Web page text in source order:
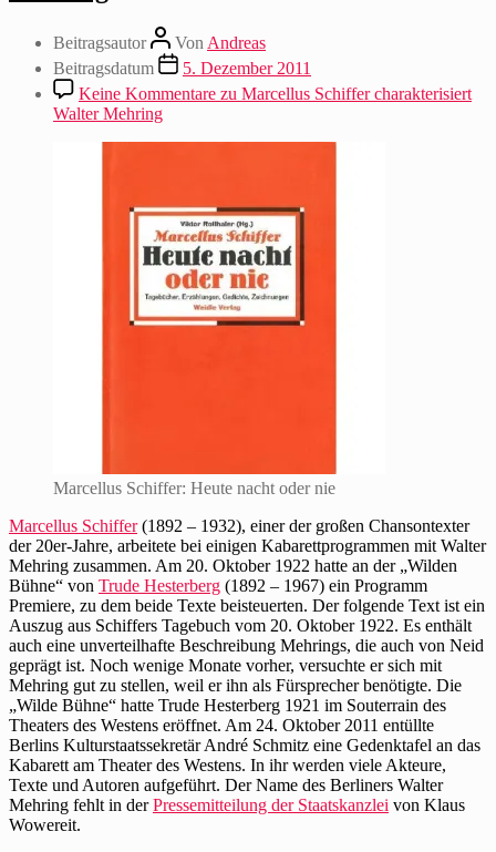
Beitragsautor Von Andreas
Beitragsdatum
5. Dezember 2011
Keine Kommentare zu Marcellus Schiffer charakterisiert
Walter Mehring
Marcellus Schiffer: Heute nacht oder nie
Marcellus Schiffer(1892 – 1932), einer der großen Chansontexter
der 20er-Jahre, arbeitete bei einigen Kabarettprogrammen mit Walter
Mehring zusammen. Am 20. Oktober 1922 hatte an der „Wilden
Bühne“ von Trude Hesterberg (1892 – 1967) ein Programm
Premiere, zu dem beide Texte beisteuerten. Der folgende Text ist ein
Auszug aus Schiffers Tagebuch vom 20. Oktober 1922. Es enthält
auch eine unverteilhafte Beschreibung Mehrings, die auch von Neid
geprägt ist. Noch wenige Monate vorher, versuchte er sich mit
Mehring gut zu stellen, weil er ihn als Fürsprecher benötigte. Die
„Wilde Bühne“ hatte Trude Hesterberg 1921 im Souterrain des
Theaters des Westens eröffnet. Am 24. Oktober 2011 entüllte
Berlins Kulturstaatssekretär André Schmitz eine Gedenktafel an das
Kabarett am Theater des Westens. In ihr werden viele Akteure,
Texte und Autoren aufgeführt. Der Name des Berliners Walter
Mehring fehlt in derPressemitteilung der Staatskanzlei von Klaus
Wowereit.